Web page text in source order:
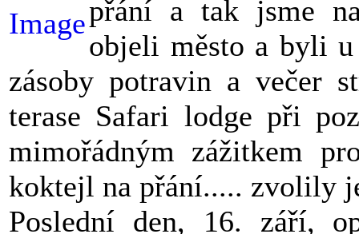
přání a tak jsme
objeli město a byli
zásoby potravin a večer
terase Safari lodge při
mimořádným zážitkem
koktejl na přání..... zvolily
Poslední den, 16. září,